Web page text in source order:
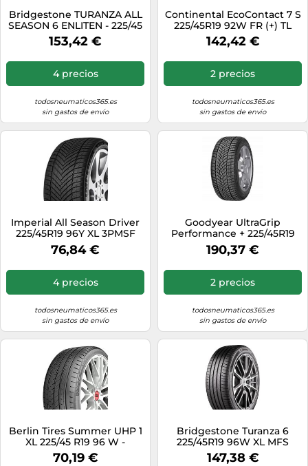
Bridgestone TURANZA ALL
SEASON 6 ENLITEN - 225/45
R19 96W XL - B/B/70 -
Neumático Todo Tiempo
153,42 €
4 precios
todosneumaticos365.es
sin gastos de envío
Continental EcoContact 7 S
225/45R19 92W FR (+) TL
EVC
142,42 €
2 precios
todosneumaticos365.es
sin gastos de envío
Imperial All Season Driver
225/45R19 96Y XL 3PMSF
76,84 €
4 precios
todosneumaticos365.es
sin gastos de envío
Goodyear UltraGrip
Performance + 225/45R19
96V XL 3PMSF
190,37 €
2 precios
todosneumaticos365.es
sin gastos de envío
Berlin Tires Summer UHP 1
XL 225/45 R19 96 W -
C/B/72dB Neumático de
70,19 €
Bridgestone Turanza 6
225/45R19 96W XL MFS
BSW
147,38 €